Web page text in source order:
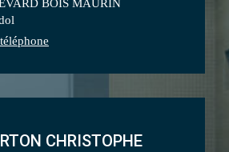
BOIS MAURIN
CHRISTOPHE